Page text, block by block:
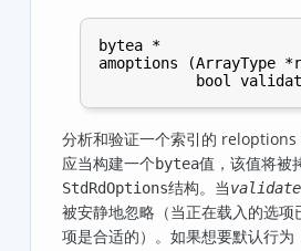
bytea *
amoptions (ArrayType
分析和验证一个索引的 reloptions
应当构建一个bytea值，该值将被
StdRdOptions结构。当validate
被安静地忽略（当正在载入的选项
项是合适的）。如果想要默认行为